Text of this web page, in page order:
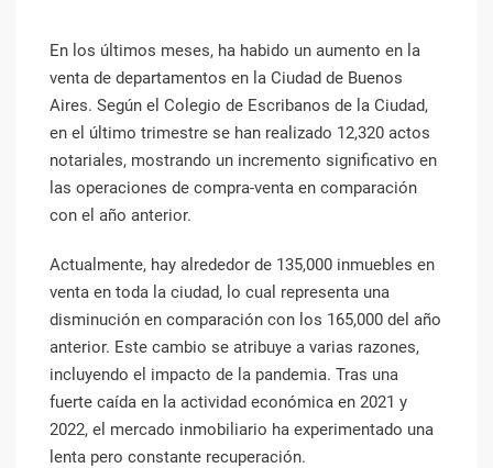
En los últimos meses, ha habido un aumento en la
venta de departamentos en la Ciudad de Buenos
Aires. Según el Colegio de Escribanos de la Ciudad,
en el último trimestre se han realizado 12,320 actos
notariales, mostrando un incremento significativo en
las operaciones de compra-venta en comparación
con el año anterior.
Actualmente, hay alrededor de 135,000 inmuebles en
venta en toda la ciudad, lo cual representa una
disminución en comparación con los 165,000 del año
anterior. Este cambio se atribuye a varias razones,
incluyendo el impacto de la pandemia. Tras una
fuerte caída en la actividad económica en 2021 y
2022, el mercado inmobiliario ha experimentado una
lenta pero constante recuperación.